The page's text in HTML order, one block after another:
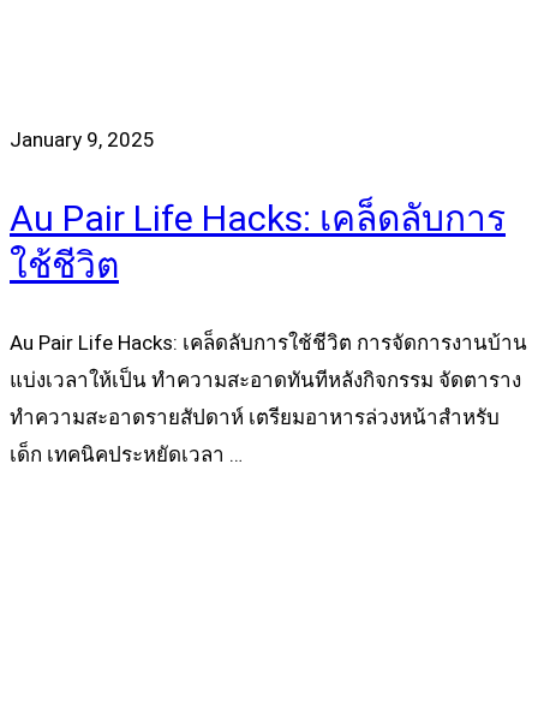
January 9, 2025
Au Pair Life Hacks: เคล็ดลับการ
ใช้ชีวิต
Au Pair Life Hacks: เคล็ดลับการใช้ชีวิต การจัดการงานบ้าน
แบ่งเวลาให้เป็น ทำความสะอาดทันทีหลังกิจกรรม จัดตาราง
ทำความสะอาดรายสัปดาห์ เตรียมอาหารล่วงหน้าสำหรับ
เด็ก เทคนิคประหยัดเวลา …